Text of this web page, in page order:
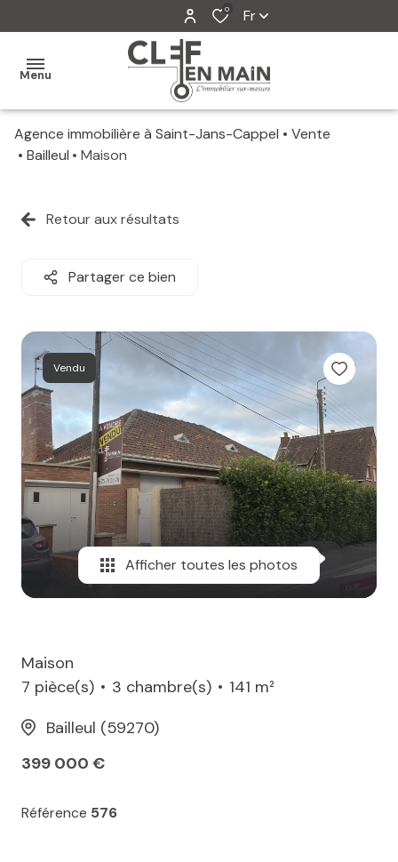
0 Fr
Menu
MON
MES
MES
ESTIMATION
ALERTE
MAIL
Agence immobilière à Saint-Jans-Cappel
Vente
Bailleul
Maison
Retour aux résultats
Partager ce bien
Vendu
Afficher toutes les photos
Maison
7 pièce(s)
3 chambre(s)
141 m²
Bailleul (59270)
399 000 €
Référence 576